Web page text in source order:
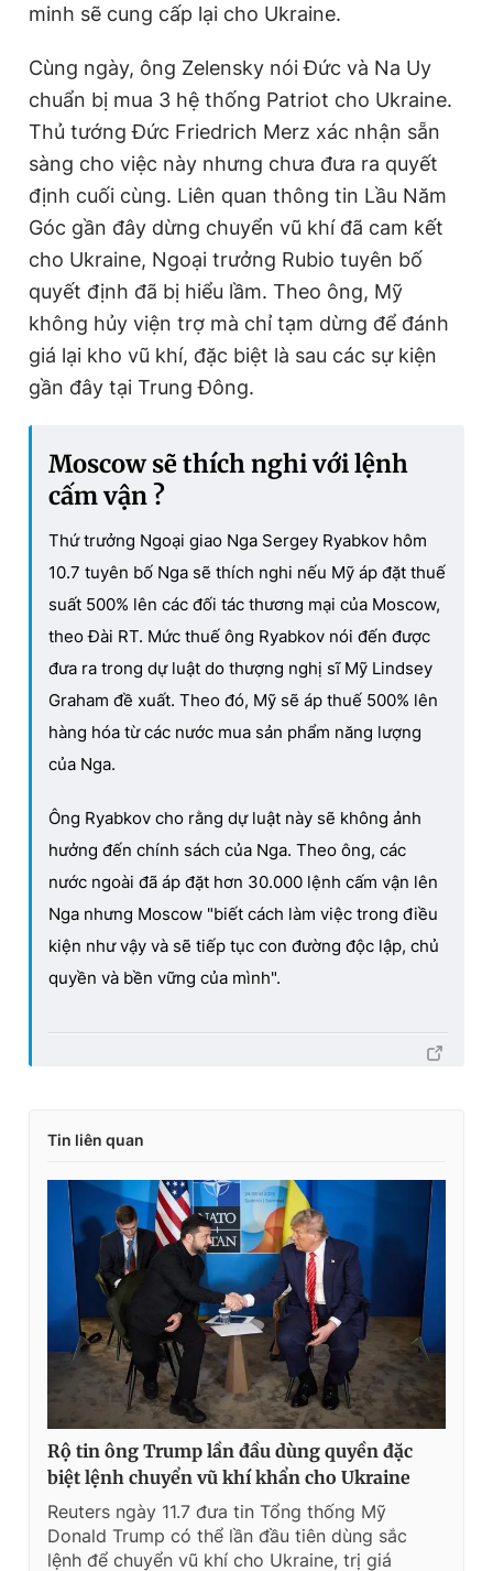
minh sẽ cung cấp lại cho Ukraine.
Cùng ngày, ông Zelensky nói Đức và Na Uy
chuẩn bị mua 3 hệ thống Patriot cho Ukraine.
Thủ tướng Đức Friedrich Merz xác nhận sẵn
sàng cho việc này nhưng chưa đưa ra quyết
định cuối cùng. Liên quan thông tin Lầu Năm
Góc gần đây dừng chuyển vũ khí đã cam kết
cho Ukraine, Ngoại trưởng Rubio tuyên bố
quyết định đã bị hiểu lầm. Theo ông, Mỹ
không hủy viện trợ mà chỉ tạm dừng để đánh
giá lại kho vũ khí, đặc biệt là sau các sự kiện
gần đây tại Trung Đông.
Moscow sẽ thích nghi với lệnh
cấm vận ?
Thứ trưởng Ngoại giao Nga Sergey Ryabkov hôm
10.7 tuyên bố Nga sẽ thích nghi nếu Mỹ áp đặt thuế
suất 500% lên các đối tác thương mại của Moscow,
theo Đài RT. Mức thuế ông Ryabkov nói đến được
đưa ra trong dự luật do thượng nghị sĩ Mỹ Lindsey
Graham đề xuất. Theo đó, Mỹ sẽ áp thuế 500% lên
hàng hóa từ các nước mua sản phẩm năng lượng
của Nga.
Ông Ryabkov cho rằng dự luật này sẽ không ảnh
hưởng đến chính sách của Nga. Theo ông, các
nước ngoài đã áp đặt hơn 30.000 lệnh cấm vận lên
Nga nhưng Moscow "biết cách làm việc trong điều
kiện như vậy và sẽ tiếp tục con đường độc lập, chủ
quyền và bền vững của mình".
Tin liên quan
Rộ tin ông Trump lần đầu dùng quyền đặc
biệt lệnh chuyển vũ khí khẩn cho Ukraine
Reuters ngày 11.7 đưa tin Tổng thống Mỹ
Donald Trump có thể lần đầu tiên dùng sắc
lệnh để chuyển vũ khí cho Ukraine, trị giá